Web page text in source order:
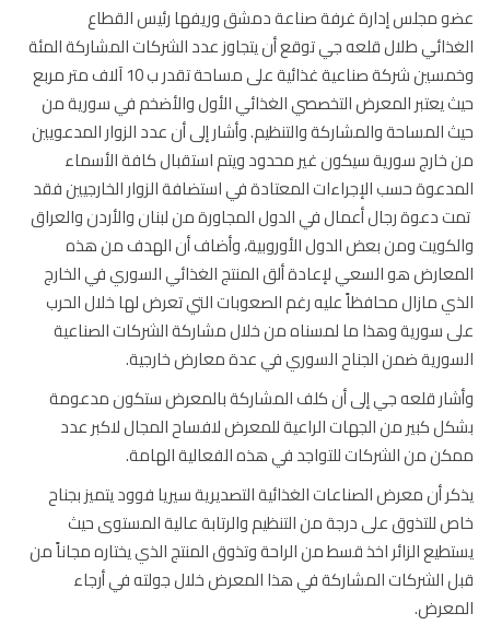
مجلس إدارة غرفة صناعة دمشق وريفها رئيس القطاع
طلال قلعه جي توقع أن يتجاوز عدد الشركات المشاركة المئة
وخمسين شركة صناعية غذائية على مساحة تقدر ب 10 آلاف متر مربع
يعتبر المعرض التخصصي الغذائي الأول والأضخم في سورية من
المساحة والمشاركة والتنظيم. وأشار إلى أن عدد الزوار المدعويين
سورية سيكون غير محدود ويتم استقبال كافة الأسماء
حسب الإجراءات المعتادة في استضافة الزوار الخارجيين فقد
دعوة رجال أعمال في الدول المجاورة من لبنان والأردن والعراق
ومن بعض الدول الأوروبية، وأضاف أن الهدف من هذه
هو السعي لإعادة ألق المنتج الغذائي السوري في الخارج
مازال محافظاً عليه رغم الصعوبات التي تعرض لها خلال الحرب
سورية وهذا ما لمسناه من خلال مشاركة الشركات الصناعية
ضمن الجناح السوري في عدة معارض خارجية.
قلعه جي إلى أن كلف المشاركة بالمعرض ستكون مدعومة
كبير من الجهات الراعية للمعرض لافساح المجال لاكبر عدد
من الشركات للتواجد في هذه الفعالية الهامة.
أن معرض الصناعات الغذائية التصديرية سيريا فوود يتميز بجناح
للتذوق على درجة من التنظيم والرتابة عالية المستوى حيث
الزائر اخذ قسط من الراحة وتذوق المنتج الذي يختاره مجاناً من
الشركات المشاركة في هذا المعرض خلال جولته في أرجاء